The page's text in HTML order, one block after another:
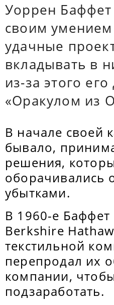
Уоррен Баффет
своим умением
удачные
вкладывать в
из-за этого
«Оракулом из
В начале своей
бывало,
решения,
оборачивались
убытками.
В 1960-е Баффет
Berkshire
текстильной
перепродал их
компании,
подзаработать.